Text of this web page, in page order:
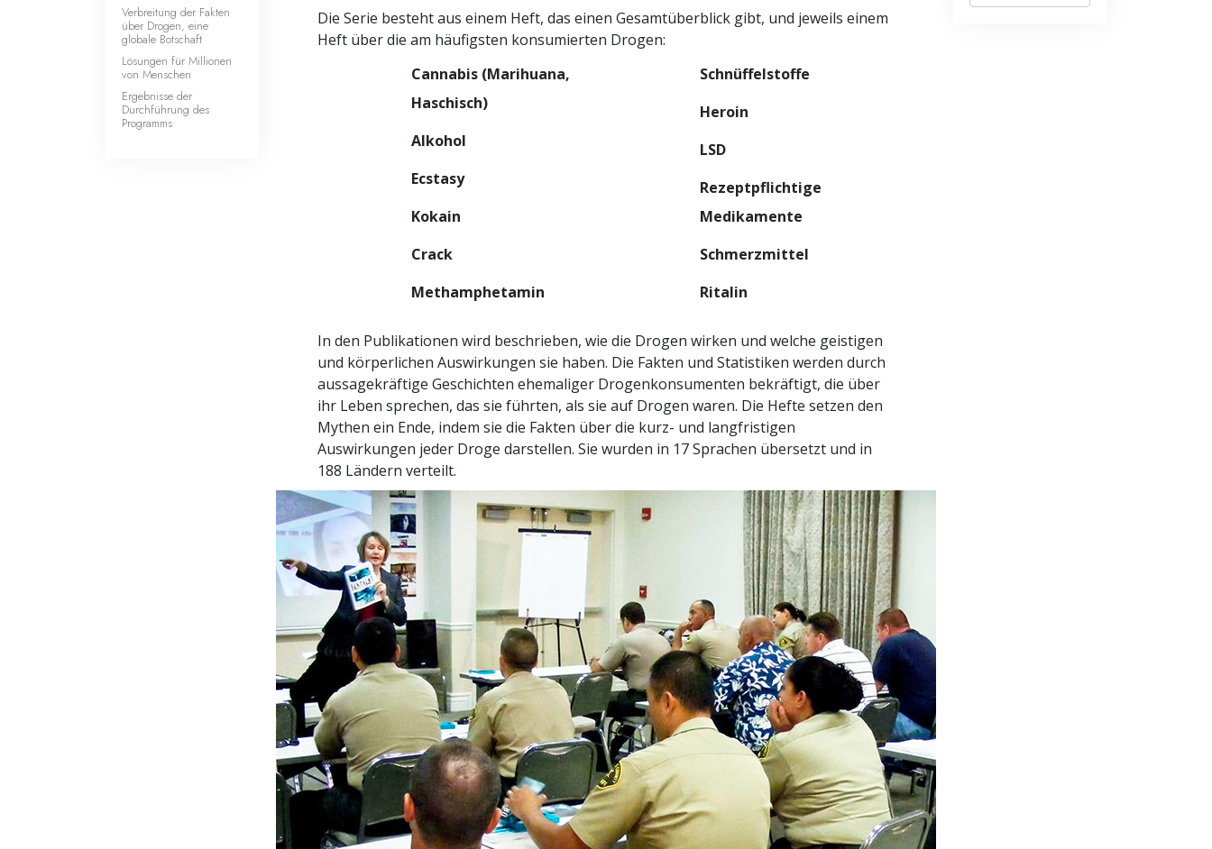
Die Serie besteht aus einem Heft, das einen Gesamtüberblick gibt, und jeweils einem
Heft über die am häufigsten konsumierten Drogen:
Cannabis (Marihuana,
Haschisch)
Alkohol
Ecstasy
Kokain
Crack
Methamphetamin
Schnüffelstoffe
Heroin
LSD
Rezeptpflichtige
Medikamente
Schmerzmittel
Ritalin
In den Publikationen wird beschrieben, wie die Drogen wirken und welche geistigen
und körperlichen Auswirkungen sie haben. Die Fakten und Statistiken werden durch
aussagekräftige Geschichten ehemaliger Drogenkonsumenten bekräftigt, die über
ihr Leben sprechen, das sie führten, als sie auf Drogen waren. Die Hefte setzen den
Mythen ein Ende, indem sie die Fakten über die kurz- und langfristigen
Auswirkungen jeder Droge darstellen. Sie wurden in 17 Sprachen übersetzt und in
188 Ländern verteilt.
Verbreitung der Fakten
über Drogen, eine
globale Botschaft
Lösungen für Millionen
von Menschen
Ergebnisse der
Durchführung des
Programms